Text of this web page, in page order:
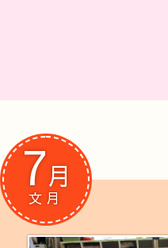
7月
文月